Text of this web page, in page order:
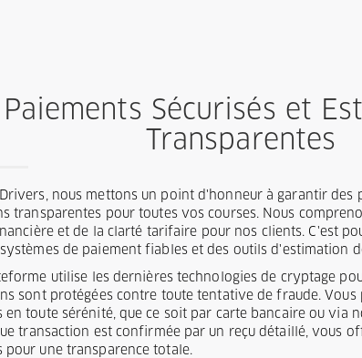
Paiements Sécurisés et
Transparentes
nous mettons un point d'honneur à garantir des
transparentes pour toutes vos courses. Nous
et de la clarté tarifaire pour nos clients. C'est
de paiement fiables et des outils d'estimation
utilise les dernières technologies de cryptage
sont protégées contre toute tentative de fraude.
en toute sérénité, que ce soit par carte bancaire ou via
transaction est confirmée par un reçu détaillé, vous
pour une transparence totale.